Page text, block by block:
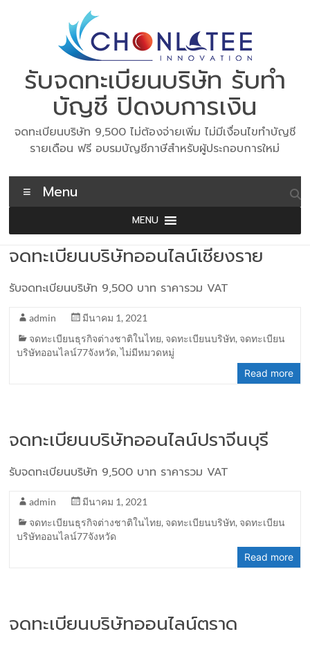
รับจดทะเบียนบริษัท รับทำ
บัญชี ปิดงบการเงิน
จดทะเบียนบริษัท 9,500 ไม่ต้องจ่ายเพิ่ม ไม่มีเงื่อนไขทำบัญชี
รายเดือน ฟรี อบรมบัญชีภาษีสำหรับผู้ประกอบการใหม่
Menu
MENU
จดทะเบียนบริษัทออนไลน์เชียงราย
รับจดทะเบียนบริษัท 9,500 บาท ราคารวม VAT
admin
มีนาคม 1, 2021
จดทะเบียนธุรกิจต่างชาติในไทย, จดทะเบียนบริษัท, จดทะเบียน
บริษัทออนไลน์77จังหวัด,ไม่มีหมวดหมู่
Read more
จดทะเบียนบริษัทออนไลน์ปราจีนบุรี
รับจดทะเบียนบริษัท 9,500 บาท ราคารวม VAT
admin
มีนาคม 1, 2021
จดทะเบียนธุรกิจต่างชาติในไทย, จดทะเบียนบริษัท, จดทะเบียน
บริษัทออนไลน์77จังหวัด
Read more
จดทะเบียนบริษัทออนไลน์ตราด